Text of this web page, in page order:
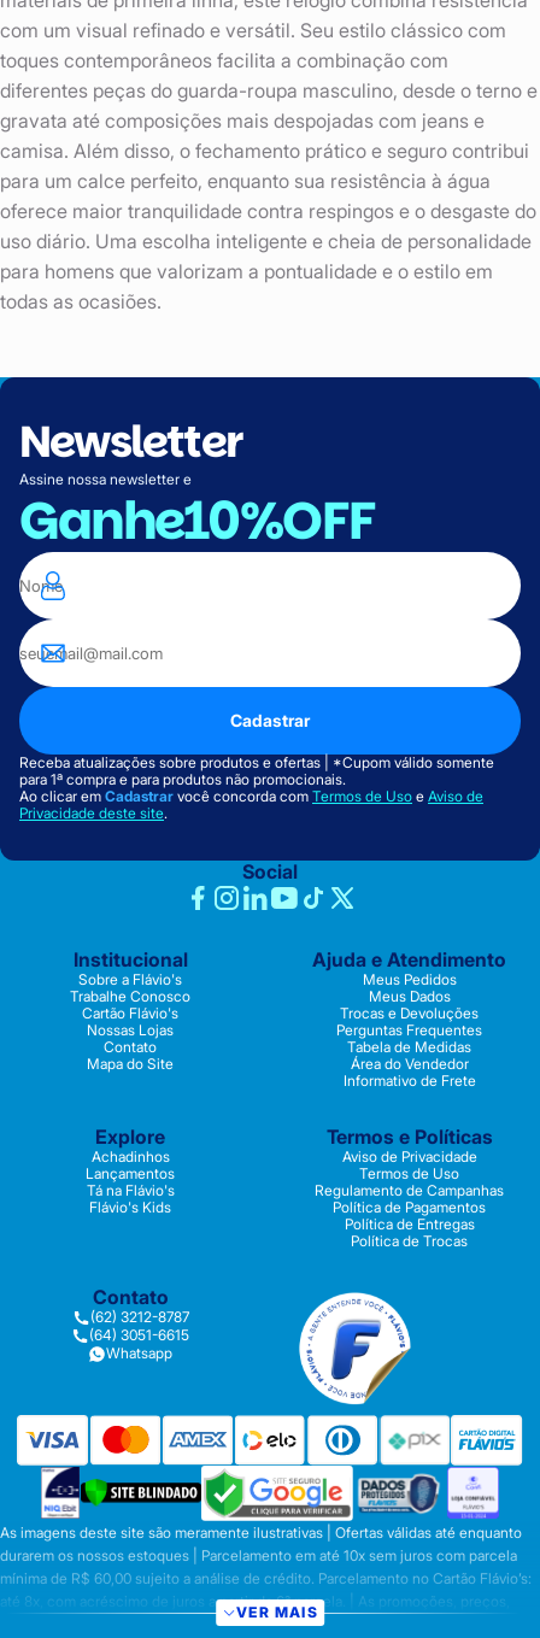
com um visual refinado e versátil. Seu estilo clássico com
toques contemporâneos facilita a combinação com
diferentes peças do guarda-roupa masculino, desde o terno e
gravata até composições mais despojadas com jeans e
camisa. Além disso, o fechamento prático e seguro contribui
para um calce perfeito, enquanto sua resistência à água
oferece maior tranquilidade contra respingos e o desgaste do
uso diário. Uma escolha inteligente e cheia de personalidade
para homens que valorizam a pontualidade e o estilo em
todas as ocasiões.
Newsletter
Assine nossa newsletter e
Ganhe10%OFF
Cadastrar
Receba atualizações sobre produtos e ofertas | *Cupom válido somente
para 1ª compra e para produtos não promocionais.
Ao clicar em Cadastrar você concorda com Termos de Uso e Aviso de
Privacidade deste site.
Social
Institucional
Sobre a Flávio's
Trabalhe Conosco
Cartão Flávio's
Nossas Lojas
Contato
Mapa do Site
Ajuda e Atendimento
Meus Pedidos
Meus Dados
Trocas e Devoluções
Perguntas Frequentes
Tabela de Medidas
Área do Vendedor
Informativo de Frete
Explore
Achadinhos
Lançamentos
Tá na Flávio's
Flávio's Kids
Termos e Políticas
Aviso de Privacidade
Termos de Uso
Regulamento de Campanhas
Política de Pagamentos
Política de Entregas
Política de Trocas
Contato
(62) 3212-8787
(64) 3051-6615
Whatsapp
As imagens deste site são meramente ilustrativas | Ofertas válidas até enquanto
durarem os nossos estoques | Parcelamento em até 10x sem juros com parcela
mínima de R$ 60,00 sujeito a análise de crédito. Parcelamento no Cartão Flávio’s:
até 8x, com acréscimo de juros a partir da 6ª parcela. | As promoções, preços,
parcelamentos e condições de pagamento são válidas apenas para compras
VER MAIS